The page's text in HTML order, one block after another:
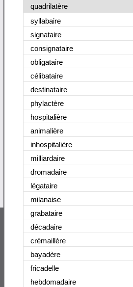
quadrilatère
syllabaire
signataire
consignataire
obligataire
célibataire
destinataire
phylactère
hospitalière
animalière
inhospitalière
milliardaire
dromadaire
légataire
milanaise
grabataire
décadaire
crémaillère
bayadère
fricadelle
hebdomadaire